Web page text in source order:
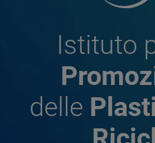
Istituto
delle